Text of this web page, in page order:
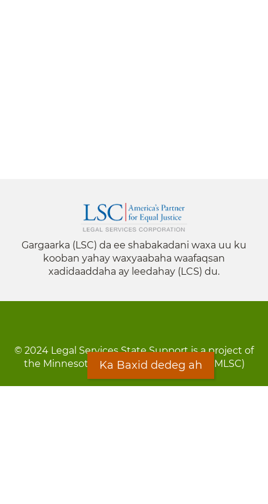
Gargaarka (LSC) da ee shabakadani waxa uu ku
kooban yahay waxyaabaha waafaqsan
xadidaaddaha ay leedahay (LCS) du.
© 2024 Legal Services State Support is a project of
the Minnesota Legal Services Coalition (MLSC)
Ka Baxid dedeg ah